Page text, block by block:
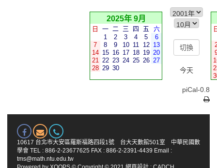
2025年 9月
日 一 二 三 四 五
六
1
2 3 4 5
6
7
8 9 10 11 12 13
14 15 16 17 18 19 20
21 22 23 24 25 26 27
28 29 30 今天
piCal-0.8
10617 台北市大安區羅斯福路四段1號 台大天數館501室 中華民國數
學會 TEL : 886-2-23677625 FAX : 886-2-2391-4439 Email :
tms@math.ntu.edu.tw